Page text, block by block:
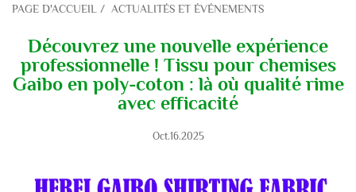
PAGE D'ACCUEIL / ACTUALITÉS ET ÉVÉNEMENTS
Découvrez une nouvelle expérience
professionnelle ! Tissu pour chemises
Gaibo en poly-coton : là où qualité rime
avec efficacité
Oct.16.2025